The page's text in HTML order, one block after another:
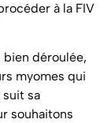
à la FIV
bien déroulée,
myomes qui
suit sa
souhaitons